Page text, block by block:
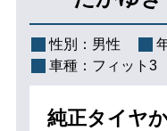
性別： 男性
車種： フィット3
純正タイヤ